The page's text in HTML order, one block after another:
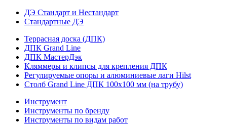
ДЭ Стандарт и Нестандарт
Стандартные ДЭ
Террасная доска (ДПК)
ДПК Grand Line
ДПК МастерДэк
Кляммеры и клипсы для крепления ДПК
Регулируемые опоры и алюминиевые лаги Hilst
Столб Grand Line ДПК 100х100 мм (на трубу)
Инструмент
Инструменты по бренду
Инструменты по видам работ